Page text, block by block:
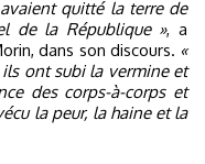
quitté la terre de
de la République », a
dans son discours. «
ils ont subi la vermine et
des corps-à-corps et
la peur, la haine et la